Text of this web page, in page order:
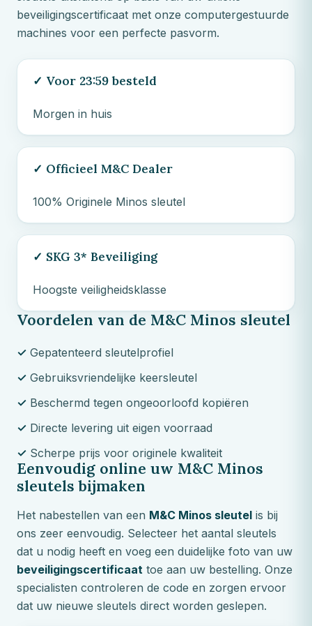
beveiligingscertificaat met onze computergestuurde
machines voor een perfecte pasvorm.
✓ Voor 23:59 besteld
Morgen in huis
✓ Officieel M&C Dealer
100% Originele Minos sleutel
✓ SKG 3* Beveiliging
Hoogste veiligheidsklasse
Voordelen van de M&C Minos sleutel
✓ Gepatenteerd sleutelprofiel
✓ Gebruiksvriendelijke keersleutel
✓ Beschermd tegen ongeoorloofd kopiëren
✓ Directe levering uit eigen voorraad
✓ Scherpe prijs voor originele kwaliteit
Eenvoudig online uw M&C Minos
sleutels bijmaken
Het nabestellen van een M&C Minos sleutel is bij
ons zeer eenvoudig. Selecteer het aantal sleutels
dat u nodig heeft en voeg een duidelijke foto van uw
beveiligingscertificaat toe aan uw bestelling. Onze
specialisten controleren de code en zorgen ervoor
dat uw nieuwe sleutels direct worden geslepen.